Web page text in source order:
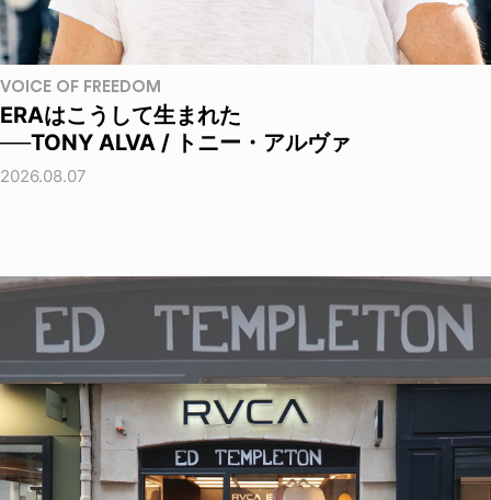
VOICE OF FREEDOM
ERAはこうして生まれた
──TONY ALVA / トニー・アルヴァ
2026.08.07